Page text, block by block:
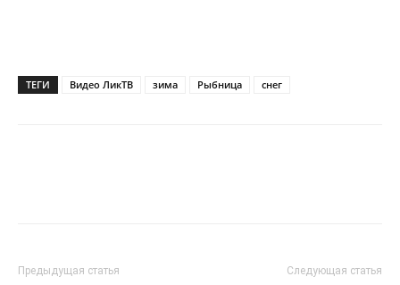
ТЕГИ Видео ЛикТВ зима Рыбница снег
Предыдущая статья Следующая статья